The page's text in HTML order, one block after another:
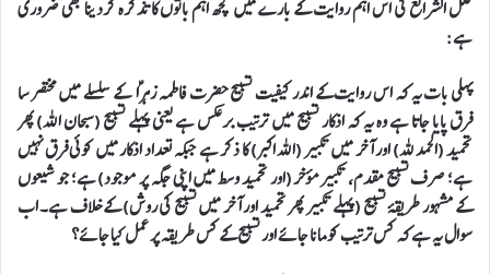
علل الشرائع کی اس اہم روایت کے بارے میں کچھ اہم باتوں کا تذکرہ کردینا بھی ضروری
ہے:
پہلی بات یہ کہ اس روایت کے اندر کیفیت تسبیح حضرت فاطمہ زہراؑ کے سلسلے میں مختصر سا
فرق پایا جاتا ہے وہ یہ کہ اذکار تسبیح میں ترتیب برعکس ہے یعنی پہلے تسبیح (سبحان اللہ) پھر
تحمید (الحمد للہ) اور آخر میں تکبیر (اللہ اکبر) کا ذکر ہے جبکہ تعداد اذکار میں کوئی فرق نہیں
ہے؛ صرف تسبیح مقدم، تکبیر مؤخر (اور تحمید وسط میں اپنی جگہ پر موجود) ہے؛ جو شیعوں
کے مشہور طریقۂ تسبیح (پہلے تکبیر پھر تحمید اور آخر میں تسبیح کی روش) کے خلاف ہے۔ اب
سوال یہ ہے کہ کس ترتیب کو مانا جائے اور تسبیح کے کس طریقہ پر عمل کیا جائے؟